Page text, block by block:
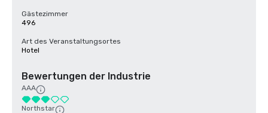
Gästezimmer
496
Art des Veranstaltungsortes
Hotel
Bewertungen der Industrie
AAA
Northstar